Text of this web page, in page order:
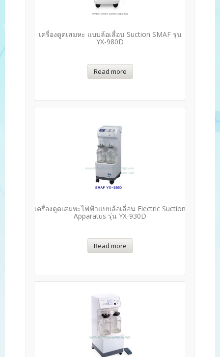
เครื่องดูดเสมหะ แบบล้อเลื่อน Suction SMAF รุ่น
YX-980D
Read more
เครื่องดูดเสมหะไฟฟ้าแบบล้อเลื่อน Electric Suction
Apparatus รุ่น YX-930D
Read more